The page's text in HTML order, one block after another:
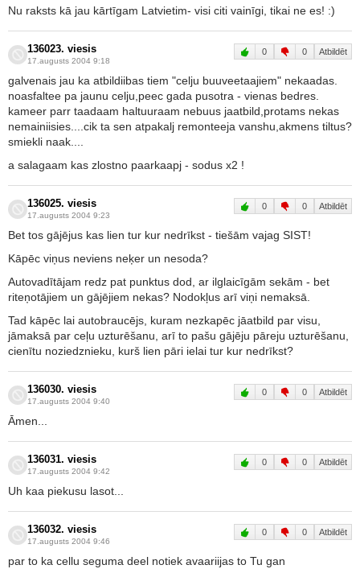
Nu raksts kā jau kārtīgam Latvietim- visi citi vainīgi, tikai ne es! :)
136023. viesis
17.augusts 2004 9:18
0 0 Atbildēt
galvenais jau ka atbildiibas tiem "celju buuveetaajiem" nekaadas.
noasfaltee pa jaunu celju,peec gada pusotra - vienas bedres.
kameer parr taadaam haltuuraam nebuus jaatbild,protams nekas
nemainiisies....cik ta sen atpakalj remonteeja vanshu,akmens tiltus?
smiekli naak....
a salagaam kas zlostno paarkaapj - sodus x2 !
136025. viesis
17.augusts 2004 9:23
0 0 Atbildēt
Bet tos gājējus kas lien tur kur nedrīkst - tiešām vajag SIST!
Kāpēc viņus neviens neķer un nesoda?
Autovadītājam redz pat punktus dod, ar ilglaicīgām sekām - bet
riteņotājiem un gājējiem nekas? Nodokļus arī viņi nemaksā.
Tad kāpēc lai autobraucējs, kuram nezkapēc jāatbild par visu,
jāmaksā par ceļu uzturēšanu, arī to pašu gājēju pāreju uzturēšanu,
cienītu noziedznieku, kurš lien pāri ielai tur kur nedrīkst?
136030. viesis
17.augusts 2004 9:40
0 0 Atbildēt
Āmen...
136031. viesis
17.augusts 2004 9:42
0 0 Atbildēt
Uh kaa piekusu lasot...
136032. viesis
17.augusts 2004 9:46
0 0 Atbildēt
par to ka cellu seguma deel notiek avaariijas to Tu gan